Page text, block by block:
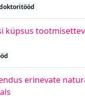
küpsus
erinevate